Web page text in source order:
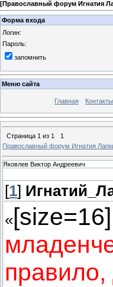
[Православный форум Игнатия
Форма входа
Логин:
Пароль:
запомнить
Меню сайта
Главная Контакты
Страница 1 из 1
1
Православный форум Игнатия
Яковлев Виктор Андреевич
[1]
« [size=16]